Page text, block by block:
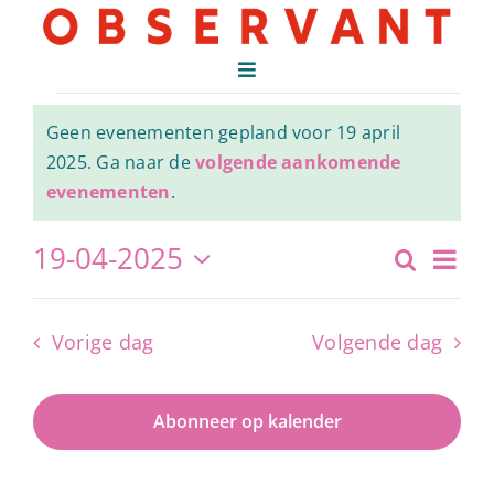
Toggle
Navigation
VIEREN
CULTUUR
GRAND CAFE
WERKEN BIJ
Evenementen
in
19
april
2025
Bericht
Geen evenementen gepland voor 19 april
2025. Ga naar devolgende aankomende
evenementen.
en
Zoeken
Dag
19-04-2025
Selecteer
datum.
Vorige dag Volgende dag
Abonneer op kalender